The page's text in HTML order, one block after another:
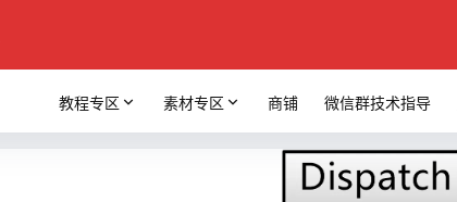
教程专区 素材专区 商铺 微信群技术指导